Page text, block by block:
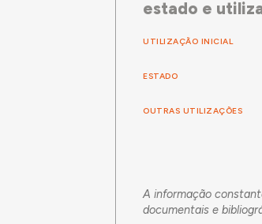
estado e
UTILIZAÇÃO INICIAL
ESTADO
OUTRAS UTILIZAÇÕES
A informação
documentais e